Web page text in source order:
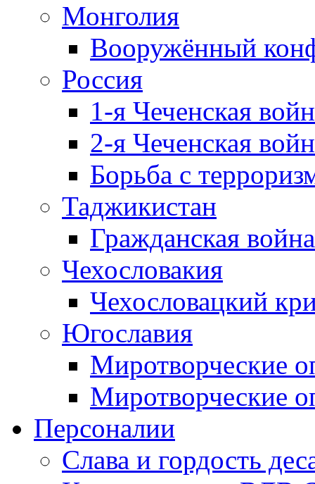
Монголия
Вооружённый
Россия
1-я Чеченская
2-я Чеченская
Борьба с
Таджикистан
Гражданская
Чехословакия
Чехословацкий
Югославия
Миротворческие
Миротворческие
Персоналии
Слава и гордость